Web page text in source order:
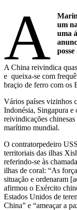
A
um
uma
A China reivindica
e queixa-se com
braçio de ferro com os
Vários países vizinhos
Indonésia, Singapura e
reivindicações
marítimo mundial.
O contratorpedeiro
territoriais das ilhas
referindo-se às
ilhas de coral: “As
situação e ordenaram
afirmou o Exército
Estados Unidos de
China” e “ameaçar a